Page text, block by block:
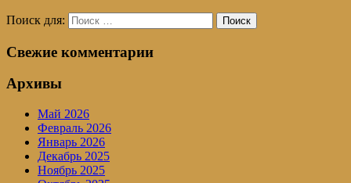
Поиск для: Поиск
Свежие комментарии
Архивы
Май 2026
Февраль 2026
Январь 2026
Декабрь 2025
Ноябрь 2025